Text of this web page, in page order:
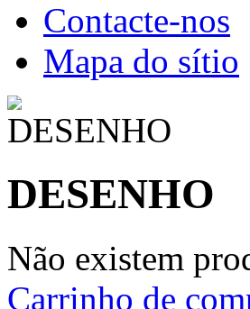
Contacte-nos
Mapa do sítio
DESENHO
Não existem
Carrinho de